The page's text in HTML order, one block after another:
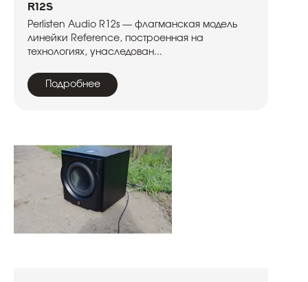
R12s
Perlisten Audio R12s — флагманская модель
линейки Reference, построенная на
технологиях, унаследован...
Подробнее